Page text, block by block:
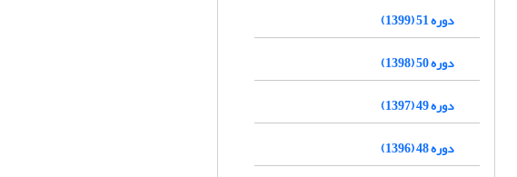
دوره 51 (1399)
دوره 50 (1398)
دوره 49 (1397)
دوره 48 (1396)